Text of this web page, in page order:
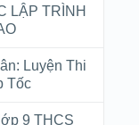
LẬP TRÌNH
Luyện Thi
Tốc
9 THCS